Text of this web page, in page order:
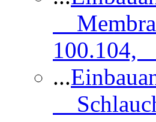
100.104,
...